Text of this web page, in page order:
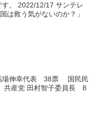
。 2022/12/17 サンテレ
は救う気がないのか？」
伸幸代表 38票 国民民
産党 田村智子委員長 8